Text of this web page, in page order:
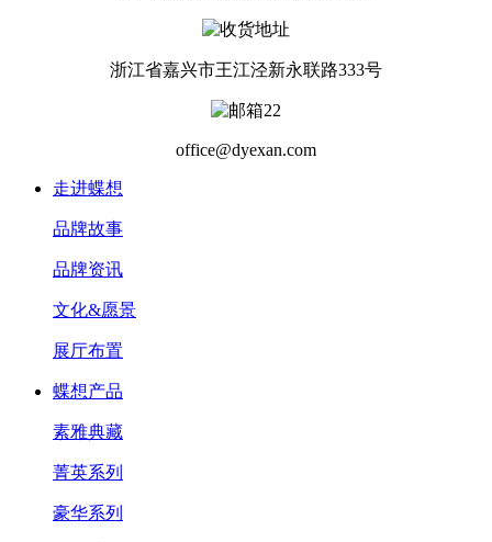
浙江省嘉兴市王江泾新永联路333号
office@dyexan.com
走进蝶想
品牌故事
品牌资讯
文化&愿景
展厅布置
蝶想产品
素雅典藏
菁英系列
豪华系列